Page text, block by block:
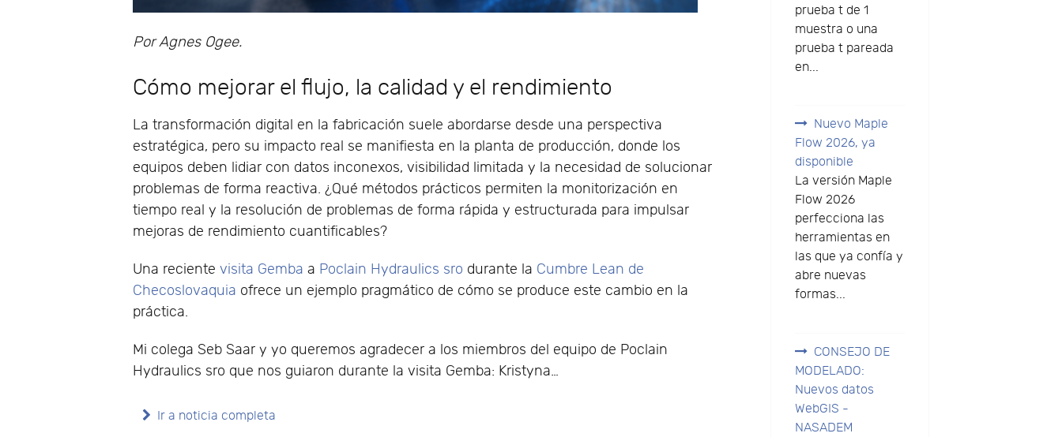
Por Agnes Ogee.
Cómo mejorar el flujo, la calidad y el rendimiento
La transformación digital en la fabricación suele abordarse desde una perspectiva
estratégica, pero su impacto real se manifiesta en la planta de producción, donde los
equipos deben lidiar con datos inconexos, visibilidad limitada y la necesidad de solucionar
problemas de forma reactiva. ¿Qué métodos prácticos permiten la monitorización en
tiempo real y la resolución de problemas de forma rápida y estructurada para impulsar
mejoras de rendimiento cuantificables?
Una recientevisita Gemba a Poclain Hydraulics sro durante la Cumbre Lean de
Checoslovaquia ofrece un ejemplo pragmático de cómo se produce este cambio en la
práctica.
Mi colega Seb Saar y yo queremos agradecer a los miembros del equipo de Poclain
Hydraulics sro que nos guiaron durante la visita Gemba: Kristyna…
Ir a noticia completa
prueba t de 1
muestra o una
prueba t pareada
en...
Nuevo Maple
Flow 2026, ya
disponible
La versión Maple
Flow 2026
perfecciona las
herramientas en
las que ya confía y
abre nuevas
formas...
CONSEJO DE
MODELADO:
Nuevos datos
WebGIS -
NASADEM